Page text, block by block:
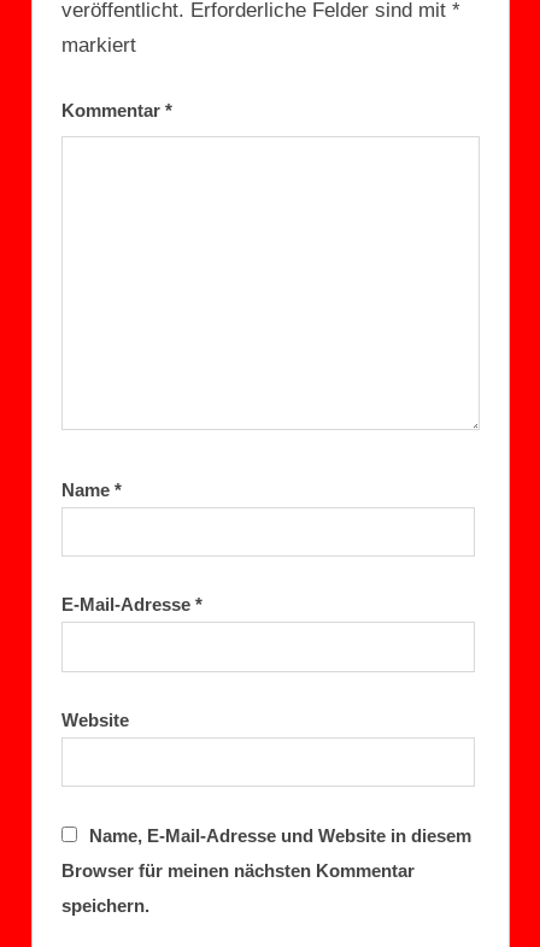
veröffentlicht. Erforderliche Felder sind mit *
markiert
Kommentar *
Name *
E-Mail-Adresse *
Website
Name, E-Mail-Adresse und Website in diesem
Browser für meinen nächsten Kommentar
speichern.